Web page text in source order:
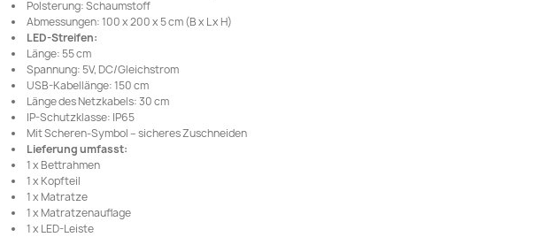
Polsterung: Schaumstoff
Abmessungen: 100 x 200 x 5 cm (B x L x H)
LED-Streifen:
Länge: 55 cm
Spannung: 5V, DC/Gleichstrom
USB-Kabellänge: 150 cm
Länge des Netzkabels: 30 cm
IP-Schutzklasse: IP65
Mit Scheren-Symbol – sicheres Zuschneiden
Lieferung umfasst:
1 x Bettrahmen
1 x Kopfteil
1 x Matratze
1 x Matratzenauflage
1 x LED-Leiste